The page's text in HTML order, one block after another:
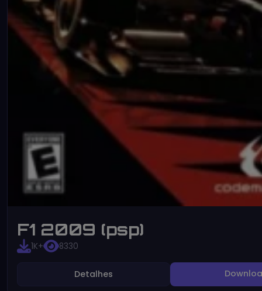
F1 2009 (psp)
1K+ 8330
Detalhes